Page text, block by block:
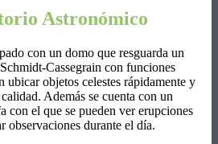
Astronómico
con un domo que resguarda un
Cassegrain con funciones
ubicar objetos celestes rápidamente y
Además se cuenta con un
con el que se pueden ver erupciones
observaciones durante el día.